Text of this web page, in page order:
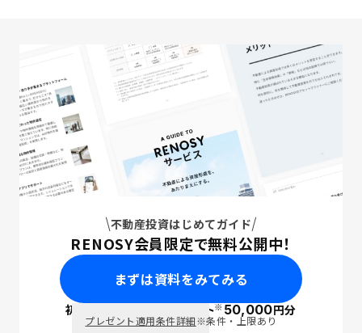
不動産投資はじめてガイド
RENOSY会員限定で無料公開中！
まずは資料をみてみる
初回面談で ポイント※50,000円分
プレゼント適用条件詳細※条件・上限あり